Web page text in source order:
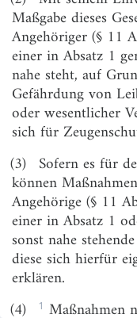
§ 8
§ 9
Ansprüche
§ 10
§ 11
Maßnahmen
Maßgabe dieses
Angehöriger (§ 11
einer in Absatz 1
nahe steht, auf
Gefährdung von
oder wesentlicher
sich für
(3) Sofern es für
können
Angehörige (§ 11
einer in Absatz 1
sonst nahe
diese sich hierfür
erklären.
(4)
1 Maßnahmen